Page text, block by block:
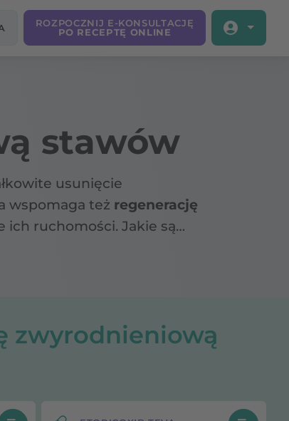
ROZPOCZNIJ E-KONSULTACJĘ
PO RECEPTĘ ONLINE
stawów
usunięcie
wspomaga też regenerację
ich ruchomości. Jakie są
zwyrodnieniową